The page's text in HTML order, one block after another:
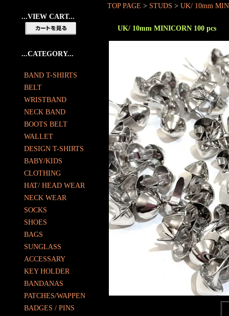
...VIEW CART...
...CATEGORY...
BAND T-SHIRTS
BELT
WRISTBAND
NECK BAND
BOOTS BELT
WALLET
DESIGN T-SHIRTS
BABY/KIDS
CLOTHING
HAT/ HEAD WEAR
NECK WEAR
SOCKS
SHOES
BAGS
SUNGLASS
ACCESSARY
KEY HOLDER
BANDANAS
PATCHES/WAPPEN
BADGES / PINS
TOP PAGE > STUDS > UK/ 10mm
UK/ 10mm MINICORN 100 pcs